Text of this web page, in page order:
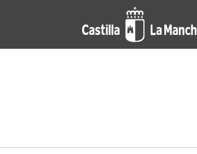
Pasar al contenido principal